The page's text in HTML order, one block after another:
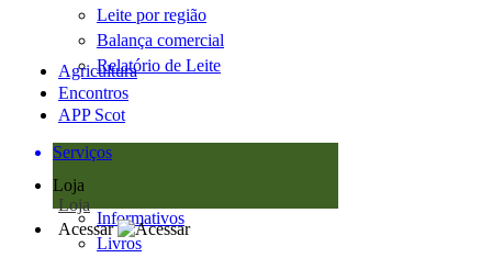
Leite por região
Balança comercial
Relatório de Leite
Agricultura
Encontros
APP Scot
Serviços
Loja
Loja
Informativos
Livros
Acessar